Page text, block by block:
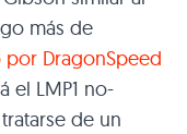
más de
DragonSpeed
el LMP1 no-
de un